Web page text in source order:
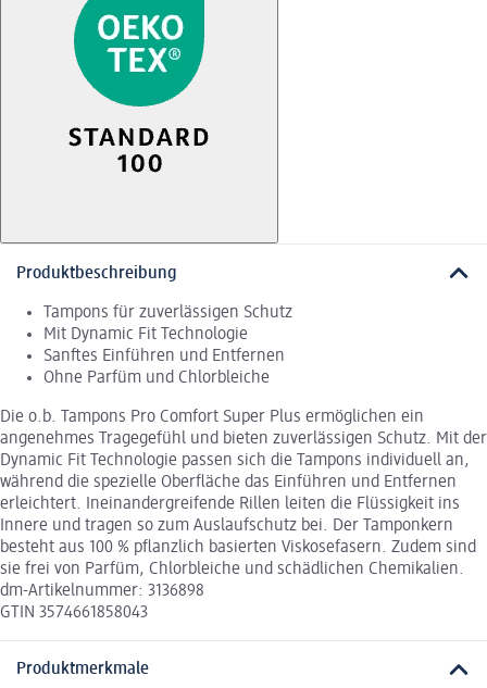
Produktbeschreibung
Tampons für zuverlässigen Schutz
Mit Dynamic Fit Technologie
Sanftes Einführen und Entfernen
Ohne Parfüm und Chlorbleiche
Die o.b. Tampons Pro Comfort Super Plus ermöglichen ein
angenehmes Tragegefühl und bieten zuverlässigen Schutz. Mit der
Dynamic Fit Technologie passen sich die Tampons individuell an,
während die spezielle Oberfläche das Einführen und Entfernen
erleichtert. Ineinandergreifende Rillen leiten die Flüssigkeit ins
Innere und tragen so zum Auslaufschutz bei. Der Tamponkern
besteht aus 100 % pflanzlich basierten Viskosefasern. Zudem sind
sie frei von Parfüm, Chlorbleiche und schädlichen Chemikalien.
dm-Artikelnummer: 3136898
GTIN 3574661858043
Produktmerkmale